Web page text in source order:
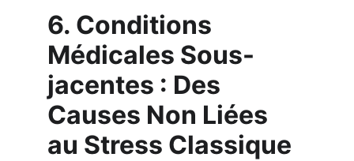
6. Conditions
Médicales Sous-
jacentes : Des
Causes Non Liées
au Stress Classique